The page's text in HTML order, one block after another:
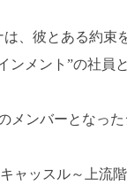
、彼とある約束
ンメント”の社員
メンバーとなっ
ャッスル～上流階